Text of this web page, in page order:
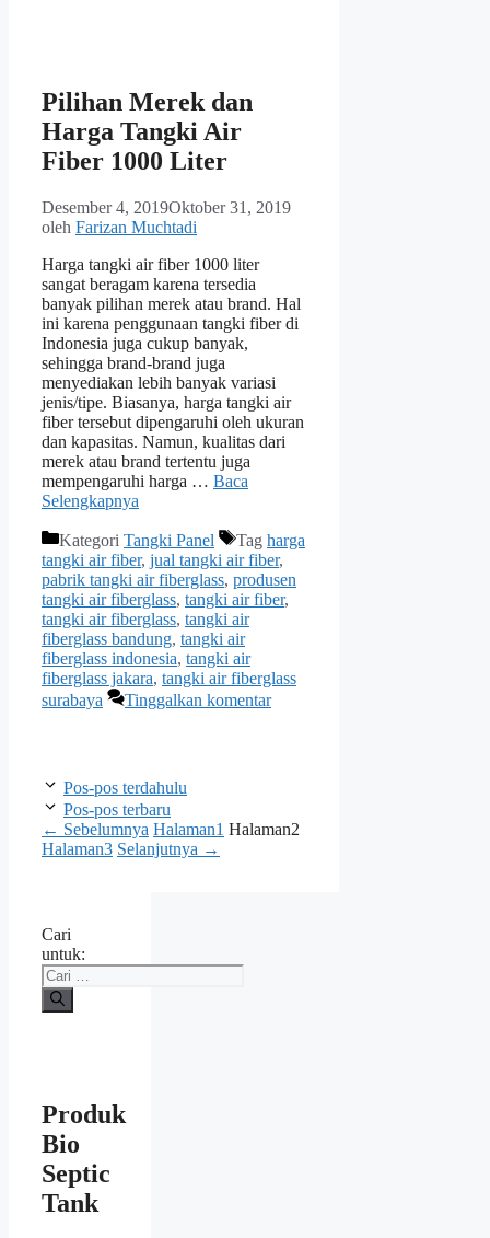
Pilihan Merek dan
Harga Tangki Air
Fiber 1000 Liter
Desember 4, 2019Oktober 31, 2019
oleh Farizan Muchtadi
Harga tangki air fiber 1000 liter
sangat beragam karena tersedia
banyak pilihan merek atau brand. Hal
ini karena penggunaan tangki fiber di
Indonesia juga cukup banyak,
sehingga brand-brand juga
menyediakan lebih banyak variasi
jenis/tipe. Biasanya, harga tangki air
fiber tersebut dipengaruhi oleh ukuran
dan kapasitas. Namun, kualitas dari
merek atau brand tertentu juga
mempengaruhi harga … Baca
Selengkapnya
Kategori Tangki Panel Tag harga
tangki air fiber, jual tangki air fiber,
pabrik tangki air fiberglass, produsen
tangki air fiberglass, tangki air fiber,
tangki air fiberglass, tangki air
fiberglass bandung, tangki air
fiberglass indonesia, tangki air
fiberglass jakara, tangki air fiberglass
surabaya
Tinggalkan komentar
Pos-pos terdahulu
Pos-pos terbaru
← Sebelumnya Halaman1 Halaman2
Halaman3 Selanjutnya →
Cari
untuk:
Produk
Bio
Septic
Tank